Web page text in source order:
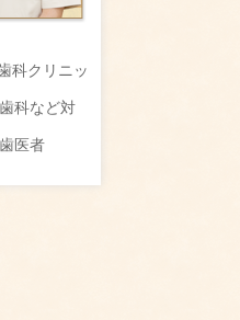
科クリニッ
科など対
医者